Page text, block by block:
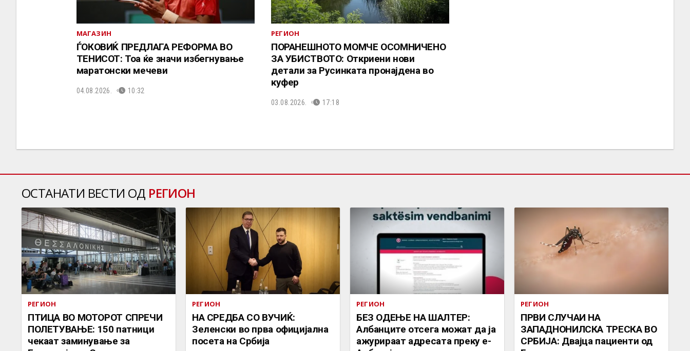
МАГАЗИН
ЃОКОВИЌ ПРЕДЛАГА РЕФОРМА ВО
ТЕНИСОТ: Тоа ќе значи избегнување
маратонски мечеви
04.08.2026. 10:32
РЕГИОН
ПОРАНЕШНОТО МОМЧЕ ОСОМНИЧЕНО
ЗА УБИСТВОТО: Откриени нови
детали за Русинката пронајдена во
куфер
03.08.2026. 17:18
ОСТАНАТИ ВЕСТИ ОД РЕГИОН
РЕГИОН
ПТИЦА ВО МОТОРОТ СПРЕЧИ
ПОЛЕТУВАЊЕ: 150 патници
чекаат заминување за
РЕГИОН
НА СРЕДБА СО ВУЧИЌ:
Зеленски во прва официјална
посета на Србија
РЕГИОН
БЕЗ ОДЕЊЕ НА ШАЛТЕР:
Албанците отсега можат да ја
ажурираат адресата преку е-
РЕГИОН
ПРВИ СЛУЧАИ НА
ЗАПАДНОНИЛСКА ТРЕСКА ВО
СРБИЈА: Двајца пациенти од